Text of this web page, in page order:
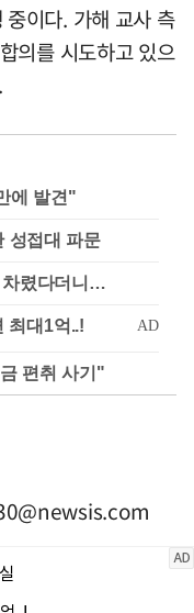
이다. 가해 교사 측
의를 시도하고 있으
에 발견"
성접대 파문
차렸다더니…
편취 사기"